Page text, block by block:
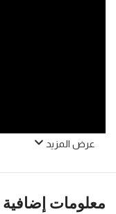
عرض المزيد
معلومات إضافية